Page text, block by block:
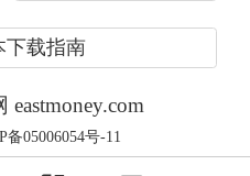
，更是会遭到集中
下载指南
05006054号-11